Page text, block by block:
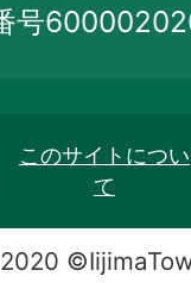
号
このサイトについ
て
2020